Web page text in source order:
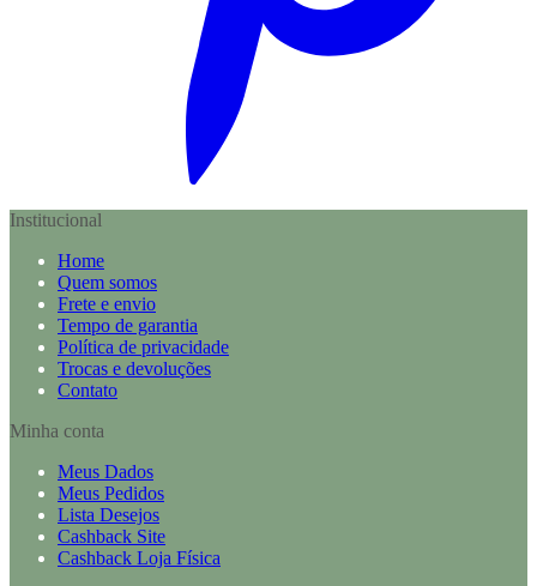
Institucional
Home
Quem somos
Frete e envio
Tempo de garantia
Política de privacidade
Trocas e devoluções
Contato
Minha conta
Meus Dados
Meus Pedidos
Lista Desejos
Cashback Site
Cashback Loja Física